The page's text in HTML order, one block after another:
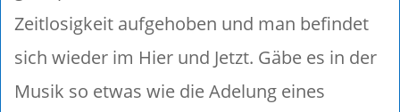
Zeitlosigkeit aufgehoben und man befindet
sich wieder im Hier und Jetzt. Gäbe es in der
Musik so etwas wie die Adelung eines